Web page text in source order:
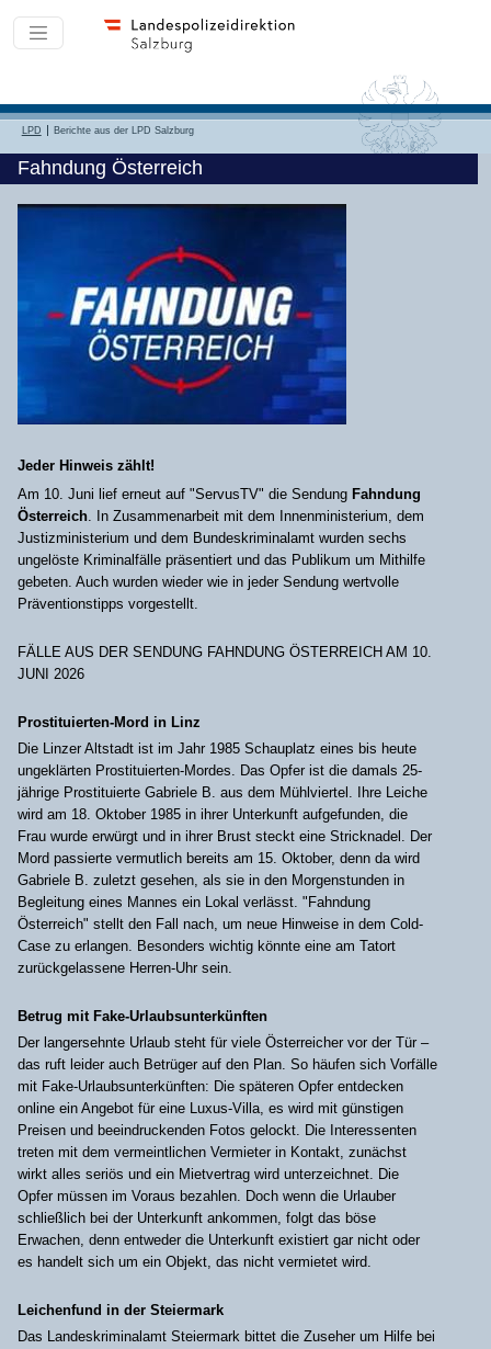
LPD Berichte aus der LPD Salzburg
Fahndung Österreich
Jeder Hinweis zählt!
Am 10. Juni lief erneut auf "ServusTV" die Sendung Fahndung
Österreich . In Zusammenarbeit mit dem Innenministerium, dem
Justizministerium und dem Bundeskriminalamt wurden sechs
ungelöste Kriminalfälle präsentiert und das Publikum um Mithilfe
gebeten. Auch wurden wieder wie in jeder Sendung wertvolle
Präventionstipps vorgestellt.
FÄLLE AUS DER SENDUNG FAHNDUNG ÖSTERREICH AM 10.
JUNI 2026
Prostituierten-Mord in Linz
Die Linzer Altstadt ist im Jahr 1985 Schauplatz eines bis heute
ungeklärten Prostituierten-Mordes. Das Opfer ist die damals 25-
jährige Prostituierte Gabriele B. aus dem Mühlviertel. Ihre Leiche
wird am 18. Oktober 1985 in ihrer Unterkunft aufgefunden, die
Frau wurde erwürgt und in ihrer Brust steckt eine Stricknadel. Der
Mord passierte vermutlich bereits am 15. Oktober, denn da wird
Gabriele B. zuletzt gesehen, als sie in den Morgenstunden in
Begleitung eines Mannes ein Lokal verlässt. "Fahndung
Österreich" stellt den Fall nach, um neue Hinweise in dem Cold-
Case zu erlangen. Besonders wichtig könnte eine am Tatort
zurückgelassene Herren-Uhr sein.
Betrug mit Fake-Urlaubsunterkünften
Der langersehnte Urlaub steht für viele Österreicher vor der Tür –
das ruft leider auch Betrüger auf den Plan. So häufen sich Vorfälle
mit Fake-Urlaubsunterkünften: Die späteren Opfer entdecken
online ein Angebot für eine Luxus-Villa, es wird mit günstigen
Preisen und beeindruckenden Fotos gelockt. Die Interessenten
treten mit dem vermeintlichen Vermieter in Kontakt, zunächst
wirkt alles seriös und ein Mietvertrag wird unterzeichnet. Die
Opfer müssen im Voraus bezahlen. Doch wenn die Urlauber
schließlich bei der Unterkunft ankommen, folgt das böse
Erwachen, denn entweder die Unterkunft existiert gar nicht oder
es handelt sich um ein Objekt, das nicht vermietet wird.
Leichenfund in der Steiermark
Das Landeskriminalamt Steiermark bittet die Zuseher um Hilfe bei